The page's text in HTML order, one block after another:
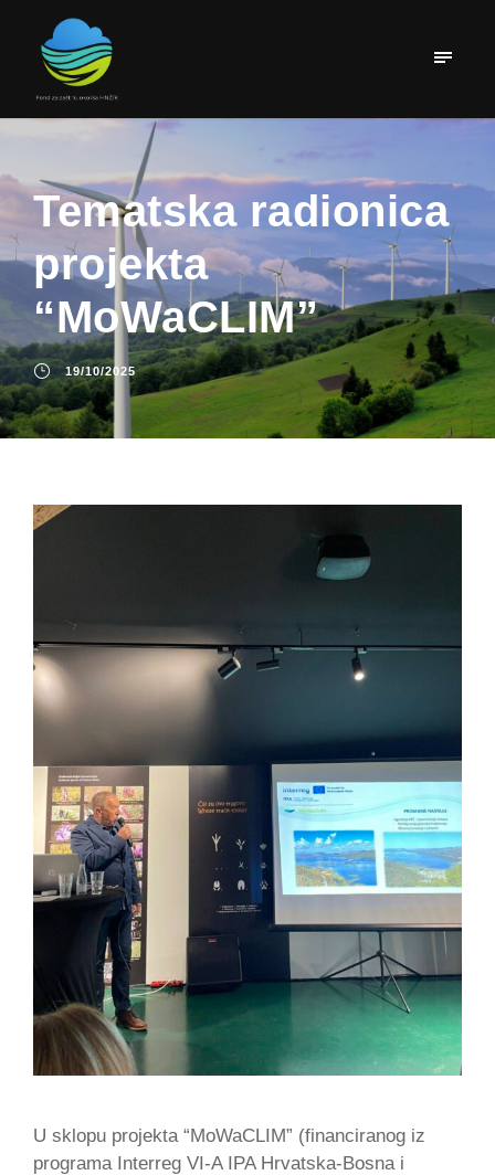
Tematska radionica
projekta
“MoWaCLIM”
19/10/2025
U sklopu projekta “MoWaCLIM” (financiranog iz
programa Interreg VI-A IPA Hrvatska-Bosna i